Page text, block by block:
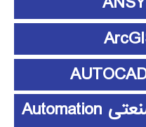
آموزش اتوماسیون صنعتی Automation